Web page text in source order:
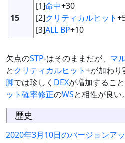
15
[1]命中+30
[2]クリティカルヒット
[3]ALL BP+10
欠点のSTP-はそのままだが、 マ
と クリティカルヒット+が加わり
脚では珍しく DEXが増加すること
ット確率修正のWSと相性が良い。
歴史
2020年3月10日のバージョンア